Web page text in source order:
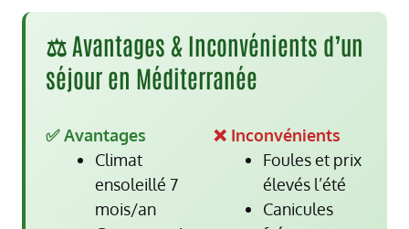
⚖️ Avantages & Inconvénients d’un
séjour en Méditerranée
✅ Avantages
Climat
ensoleillé 7
mois/an
❌ Inconvénients
Foules et prix
élevés l’été
Canicules